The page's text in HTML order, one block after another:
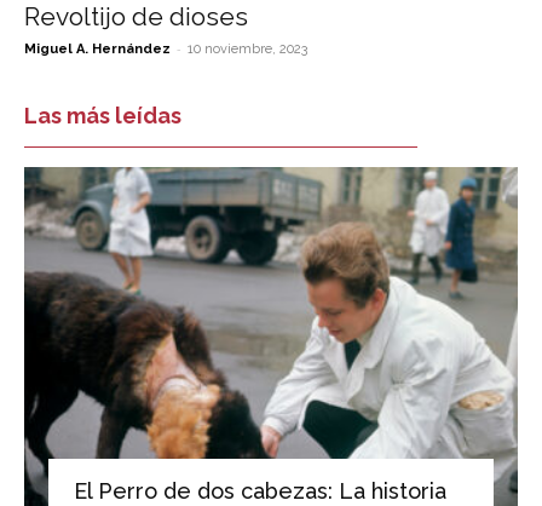
Revoltijo de dioses
Miguel A. Hernández - 10 noviembre, 2023
Las más leídas
El Perro de dos cabezas: La historia